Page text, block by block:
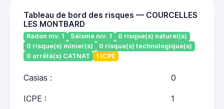
Tableau de bord des risques — COURCELLES
LES MONTBARD
Radon niv. 1 Séisme niv. 1
0 risque(s) naturel(s)
0 risque(s) minier(s)
0 risque(s) technologique(s)
0 arrêté(s) CATNAT
1 ICPE
Casias : 0
ICPE : 1